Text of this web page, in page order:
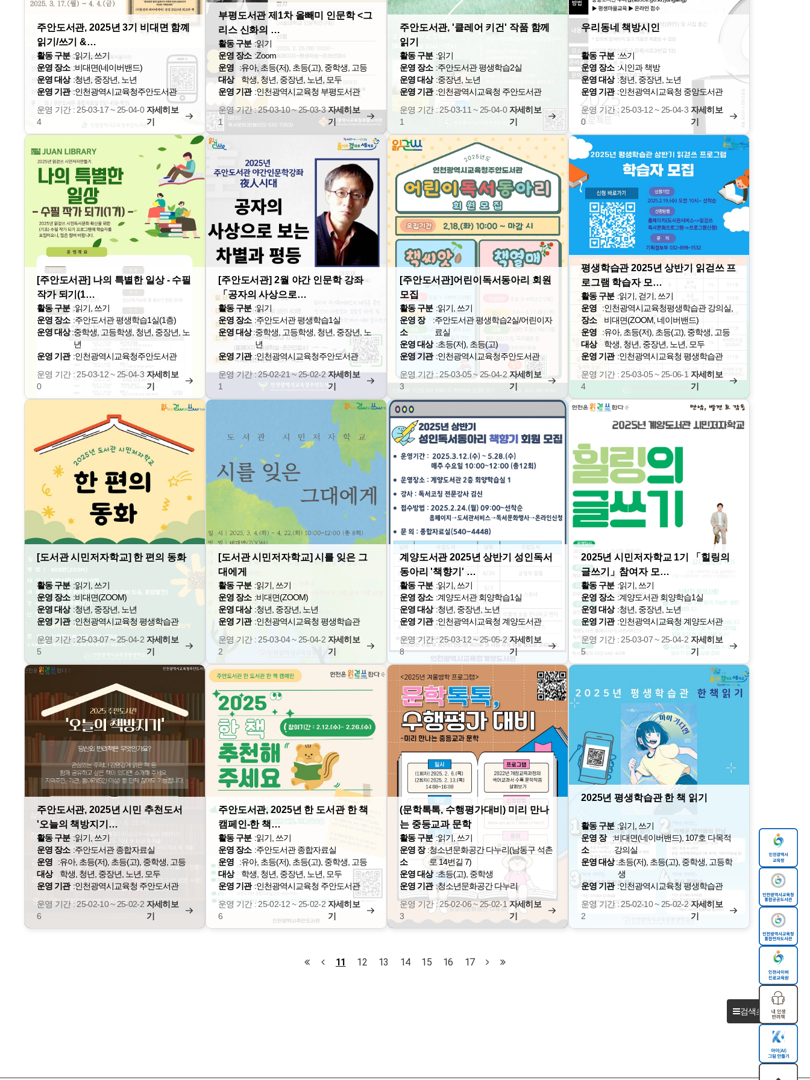
주안도서관, 2025년 3기 비대면 함꼐
읽기/쓰기 &…
활동 구분 :읽기, 쓰기
운영 장소 :비대면(네이버밴드)
운영 대상 :청년, 중장년, 노년
운영 기관 :인천광역시교육청주안도서관
운영 기간 : 25-03-17 ~ 25-04-0
4
자세히보
기
부평도서관 제1차 올빼미 인문학 <그
리스 신화의 …
활동 구분 :읽기
운영 장소 :Zoom
운영
대상
:유아, 초등(저), 초등(고), 중학생, 고등
학생, 청년, 중장년, 노년, 모두
운영 기관 :인천광역시교육청 부평도서관
운영 기간 : 25-03-10 ~ 25-03-3
1
자세히보
기
주안도서관, '클레어 키건' 작품 함께
읽기
활동 구분 :읽기
운영 장소 :주안도서관 평생학습2실
운영 대상 :중장년, 노년
운영 기관 :인천광역시교육청 주안도서관
운영 기간 : 25-03-11 ~ 25-04-0
1
자세히보
기
우리동네 책방시인
활동 구분 :쓰기
운영 장소 :시인과 책방
운영 대상 :청년, 중장년, 노년
운영 기관 :인천광역시교육청 중앙도서관
운영 기간 : 25-03-12 ~ 25-04-3
0
자세히보
기
[주안도서관] 나의 특별한 일상 - 수필
작가 되기(1…
활동 구분 :읽기, 쓰기
운영 장소 :주안도서관 평생학습1실(1층)
운영 대상 :중학생, 고등학생, 청년, 중장년, 노
년
운영 기관 :인천광역시교육청주안도서관
운영 기간 : 25-03-12 ~ 25-04-3
0
자세히보
기
[주안도서관] 2월 야간 인문학 강좌
「공자의 사상으로…
활동 구분 :읽기
운영 장소 :주안도서관 평생학습1실
운영 대상 :중학생, 고등학생, 청년, 중장년, 노
년
운영 기관 :인천광역시교육청주안도서관
운영 기간 : 25-02-21 ~ 25-02-2
1
자세히보
기
[주안도서관]어린이독서동아리 회원
모집
활동 구분 :읽기, 쓰기
운영 장
소
:주안도서관 평생학습2실/어린이자
료실
운영 대상 :초등(저), 초등(고)
운영 기관 :인천광역시교육청주안도서관
운영 기간 : 25-03-05 ~ 25-04-2
3
자세히보
기
평생학습관 2025년 상반기 읽걷쓰 프
로그램 학습자 모…
활동 구분 :읽기, 걷기, 쓰기
운영
장소
:인천광역시교육청평생학습관 강의실,
비대면(ZOOM, 네이버밴드)
운영
대상
:유아, 초등(저), 초등(고), 중학생, 고등
학생, 청년, 중장년, 노년, 모두
운영 기관 :인천광역시교육청 평생학습관
운영 기간 : 25-03-05 ~ 25-06-1
4
자세히보
기
[도서관 시민저자학교] 한 편의 동화
활동 구분 :읽기, 쓰기
운영 장소 :비대면(ZOOM)
운영 대상 :청년, 중장년, 노년
운영 기관 :인천광역시교육청 평생학습관
운영 기간 : 25-03-07 ~ 25-04-2
5
자세히보
기
[도서관 시민저자학교] 시를 잊은 그
대에게
활동 구분 :읽기, 쓰기
운영 장소 :비대면(ZOOM)
운영 대상 :청년, 중장년, 노년
운영 기관 :인천광역시교육청 평생학습관
운영 기간 : 25-03-04 ~ 25-04-2
2
자세히보
기
계양도서관 2025년 상반기 성인독서
동아리 '책향기' …
활동 구분 :읽기, 쓰기
운영 장소 :계양도서관 회양학습1실
운영 대상 :청년, 중장년, 노년
운영 기관 :인천광역시교육청 계양도서관
운영 기간 : 25-03-12 ~ 25-05-2
8
자세히보
기
2025년 시민저자학교 1기 「힐링의
글쓰기」참여자 모…
활동 구분 :읽기, 쓰기
운영 장소 :계양도서관 회양학습1실
운영 대상 :청년, 중장년, 노년
운영 기관 :인천광역시교육청 계양도서관
운영 기간 : 25-03-07 ~ 25-04-2
5
자세히보
기
주안도서관, 2025년 시민 추천도서
'오늘의 책방지기…
활동 구분 :읽기, 쓰기
운영 장소 :주안도서관 종합자료실
운영
대상
:유아, 초등(저), 초등(고), 중학생, 고등
학생, 청년, 중장년, 노년, 모두
운영 기관 :인천광역시교육청 주안도서관
운영 기간 : 25-02-10 ~ 25-02-2
6
자세히보
기
주안도서관, 2025년 한 도서관 한 책
캠페인-한 책…
활동 구분 :읽기, 쓰기
운영 장소 :주안도서관 종합자료실
운영
대상
:유아, 초등(저), 초등(고), 중학생, 고등
학생, 청년, 중장년, 노년, 모두
운영 기관 :인천광역시교육청 주안도서관
운영 기간 : 25-02-12 ~ 25-02-2
6
자세히보
기
(문학톡톡, 수행평가대비) 미리 만나
는 중등교과 문학
활동 구분 :읽기, 쓰기
운영 장
소
:청소년문화공간 다누리(남동구 석촌
로 14번길 7)
운영 대상 :초등(고), 중학생
운영 기관 :청소년문화공간 다누리
운영 기간 : 25-02-06 ~ 25-02-1
3
자세히보
기
2025년 평생학습관 한 책 읽기
활동 구분 :읽기, 쓰기
운영 장
소
:비대면(네이버밴드), 107호 다목적
강의실
운영 대상 :초등(저), 초등(고), 중학생, 고등학
생
운영 기관 :인천광역시교육청 평생학습관
운영 기간 : 25-02-10 ~ 25-02-2
2
자세히보
기
11 12 13 14 15 16 17
검색초기화